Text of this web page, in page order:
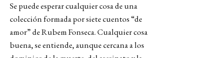
Se puede esperar cualquier cosa de una
colección formada por siete cuentos “de
amor” de Rubem Fonseca. Cualquier cosa
buena, se entiende, aunque cercana a los